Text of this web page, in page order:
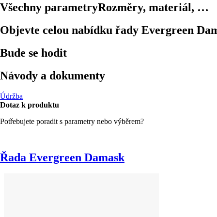
Všechny parametryRozměry, materiál, …
Objevte celou nabídku řady Evergreen
Bude se hodit
Návody a dokumenty
Údržba
Dotaz k produktu
Potřebujete poradit s parametry nebo výběrem?
Řada Evergreen Damask